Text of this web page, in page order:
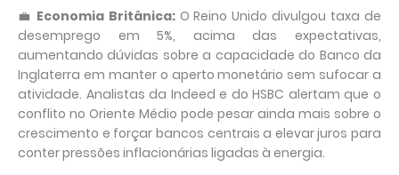
💼 Economia Britânica: O Reino Unido divulgou taxa de
desemprego em 5%, acima das expectativas,
aumentando dúvidas sobre a capacidade do Banco da
Inglaterra em manter o aperto monetário sem sufocar a
atividade. Analistas da Indeed e do HSBC alertam que o
conflito no Oriente Médio pode pesar ainda mais sobre o
crescimento e forçar bancos centrais a elevar juros para
conter pressões inflacionárias ligadas à energia.